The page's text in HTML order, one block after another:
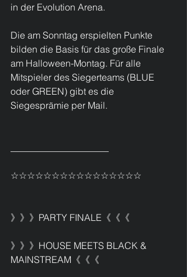
in der Evolution Arena.
Die am Sonntag erspielten Punkte
bilden die Basis für das große Finale
am Halloween-Montag. Für alle
Mitspieler des Siegerteams (BLUE
oder GREEN) gibt es die
Siegesprämie per Mail.
☆☆☆☆☆☆☆☆☆☆☆☆☆☆☆☆
》》》PARTY FINALE《《《
》》》HOUSE MEETS BLACK &
MAINSTREAM《《《